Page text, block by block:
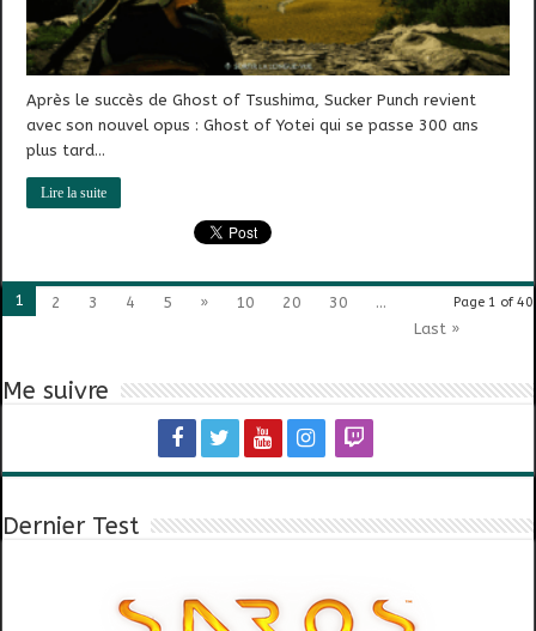
Après le succès de Ghost of Tsushima, Sucker Punch revient
avec son nouvel opus : Ghost of Yotei qui se passe 300 ans
plus tard…
Lire la suite
Page 1 of 40
1 2 3 4 5 » 10 20 30
...
Last »
Me suivre
Dernier Test